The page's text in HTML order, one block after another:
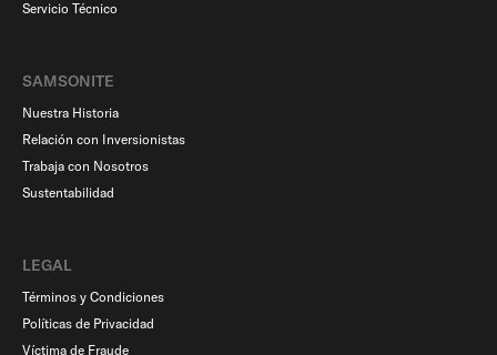
Servicio Técnico
SAMSONITE
Nuestra Historia
Relación con Inversionistas
Trabaja con Nosotros
Sustentabilidad
LEGAL
Términos y Condiciones
Políticas de Privacidad
Víctima de Fraude